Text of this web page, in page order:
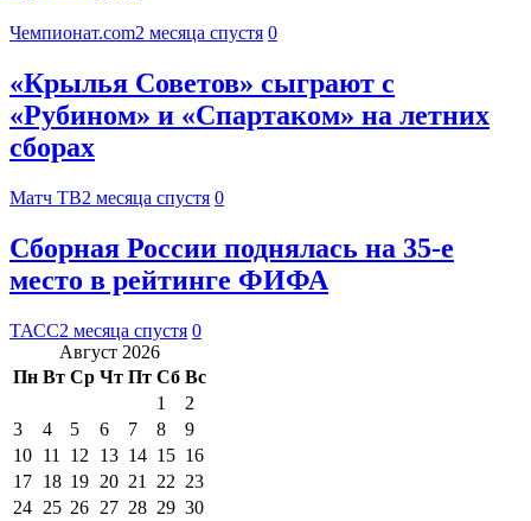
Чемпионат.com2 месяца спустя 0
«Крылья Советов» сыграют с
«Рубином» и «Спартаком» на летних
сборах
Матч ТВ2 месяца спустя 0
Сборная России поднялась на 35-е
место в рейтинге ФИФА
ТАСС2 месяца спустя 0
Август 2026
Пн Вт Ср Чт Пт Сб Вс
1
2
3
4 5 6 7 8
9
10 11 12 13 14 15 16
17 18 19 20 21 22 23
24 25 26 27 28 29 30